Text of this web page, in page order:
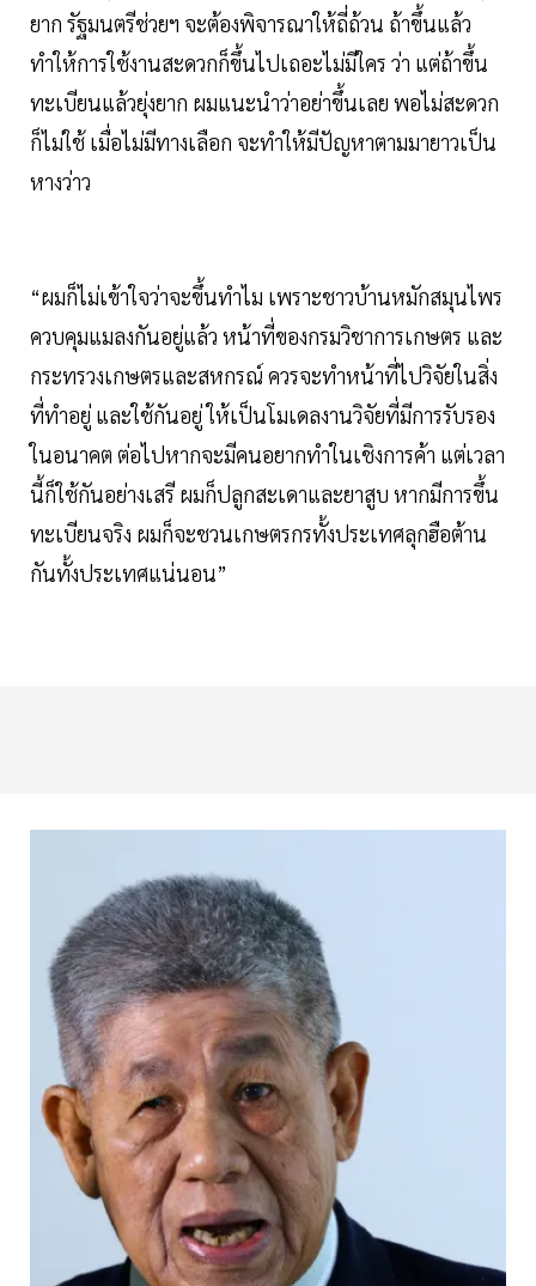
ยาก รัฐมนตรีช่วยฯ จะต้องพิจารณาให้ถี่ถ้วน ถ้าขึ้นแล้ว
ทำให้การใช้งานสะดวกก็ขึ้นไปเถอะไม่มีใคร ว่า แต่ถ้าขึ้น
ทะเบียนแล้วยุ่งยาก ผมแนะนำว่าอย่าขึ้นเลย พอไม่สะดวก
ก็ไม่ใช้ เมื่อไม่มีทางเลือก จะทำให้มีปัญหาตามมายาวเป็น
หางว่าว
“ผมก็ไม่เข้าใจว่าจะขึ้นทำไม เพราะชาวบ้านหมักสมุนไพร
ควบคุมแมลงกันอยู่แล้ว หน้าที่ของกรมวิชาการเกษตร และ
กระทรวงเกษตรและสหกรณ์ ควรจะทำหน้าที่ไปวิจัยในสิ่ง
ที่ทำอยู่ และใช้กันอยู่ ให้เป็นโมเดลงานวิจัยที่มีการรับรอง
ในอนาคต ต่อไปหากจะมีคนอยากทำในเชิงการค้า แต่เวลา
นี้ก็ใช้กันอย่างเสรี ผมก็ปลูกสะเดาและยาสูบ หากมีการขึ้น
ทะเบียนจริง ผมก็จะชวนเกษตรกรทั้งประเทศลุกฮือต้าน
กันทั้งประเทศแน่นอน”